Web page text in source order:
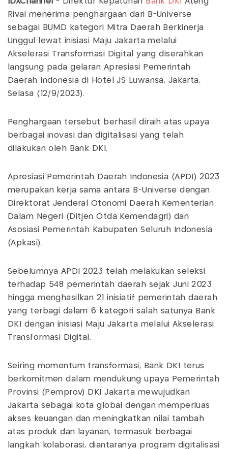
Rivai menerima penghargaan dari B-Universe
sebagai BUMD kategori Mitra Daerah Berkinerja
Unggul lewat inisiasi Maju Jakarta melalui
Akselerasi Transformasi Digital yang diserahkan
langsung pada gelaran Apresiasi Pemerintah
Daerah Indonesia di Hotel JS Luwansa, Jakarta,
Selasa (12/9/2023).
Penghargaan tersebut berhasil diraih atas upaya
berbagai inovasi dan digitalisasi yang telah
dilakukan oleh Bank DKI.
Apresiasi Pemerintah Daerah Indonesia (APDI) 2023
merupakan kerja sama antara B-Universe dengan
Direktorat Jenderal Otonomi Daerah Kementerian
Dalam Negeri (Ditjen Otda Kemendagri) dan
Asosiasi Pemerintah Kabupaten Seluruh Indonesia
(Apkasi).
Sebelumnya APDI 2023 telah melakukan seleksi
terhadap 548 pemerintah daerah sejak Juni 2023
hingga menghasilkan 21 inisiatif pemerintah daerah
yang terbagi dalam 6 kategori salah satunya Bank
DKI dengan inisiasi Maju Jakarta melalui Akselerasi
Transformasi Digital.
Seiring momentum transformasi, Bank DKI terus
berkomitmen dalam mendukung upaya Pemerintah
Provinsi (Pemprov) DKI Jakarta mewujudkan
Jakarta sebagai kota global dengan memperluas
akses keuangan dan meningkatkan nilai tambah
atas produk dan layanan, termasuk berbagai
langkah kolaborasi, diantaranya program digitalisasi